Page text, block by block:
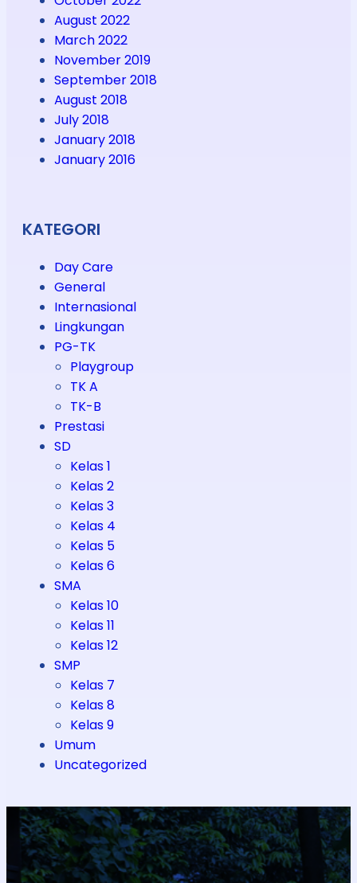
August 2022
March 2022
November 2019
September 2018
August 2018
July 2018
January 2018
January 2016
KATEGORI
Day Care
General
Internasional
Lingkungan
PG-TK
Playgroup
TK A
TK-B
Prestasi
SD
Kelas 1
Kelas 2
Kelas 3
Kelas 4
Kelas 5
Kelas 6
SMA
Kelas 10
Kelas 11
Kelas 12
SMP
Kelas 7
Kelas 8
Kelas 9
Umum
Uncategorized